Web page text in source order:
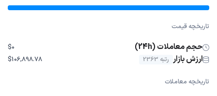
تاریخچه قیمت
حجم معاملات (24h) $0
ارزش بازار رتبه 2363 $106,898.78
تاریخچه معاملات